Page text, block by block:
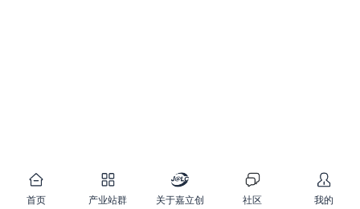
首页 产业站群 关于嘉立创 社区 我的